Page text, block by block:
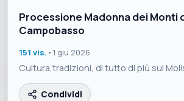
Processione Madonna dei Monti
Campobasso
151 vis. • 1 giu 2026
Cultura,tradizioni, di tutto di più sul
Condividi